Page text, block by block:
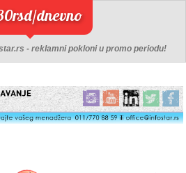
dnevno
- reklamni pokloni u promo periodu!